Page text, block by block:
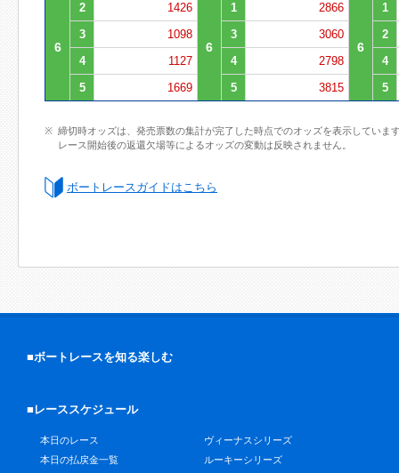
6
2 1426
6
1 2866
6
1
3
1098 3 3060
2
4
1127 4 2798
4
5
1669 5 3815 5
締切時オッズは、発売票数の集計が完了した時点でのオッズを表示していま
レース開始後の返還欠場等によるオッズの変動は反映されません。
ボートレースガイドはこちら
■ボートレースを知る楽しむ
■レーススケジュール
本日のレース
本日の払戻金一覧
ヴィーナスシリーズ
ルーキーシリーズ